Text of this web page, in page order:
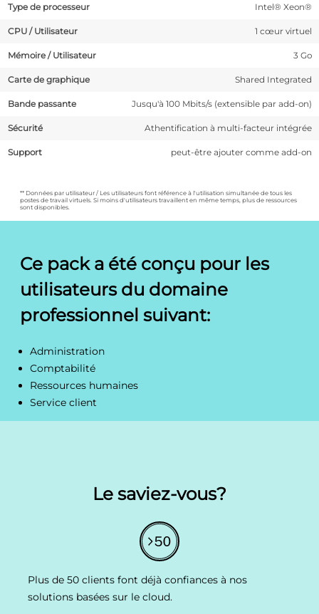
Type de processeur Intel® Xeon®
CPU / Utilisateur 1 cœur virtuel
Mémoire / Utilisateur 3 Go
Carte de graphique Shared Integrated
Bande passante Jusqu'à 100 Mbits/s (extensible par add-on)
Sécurité Athentification à multi-facteur intégrée
Support peut-être ajouter comme add-on
** Données par utilisateur / Les utilisateurs font référence à l'utilisation simultanée de tous les
postes de travail virtuels. Si moins d'utilisateurs travaillent en même temps, plus de ressources
sont disponibles.
Ce pack a été conçu pour les
utilisateurs du domaine
professionnel suivant:
Administration
Comptabilité
Ressources humaines
Service client
Le saviez-vous?
Plus de 50 clients font déjà confiances à nos
solutions basées sur le cloud.